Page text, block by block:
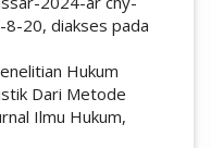
20, diakses pada
Hukum
Dari Metode
Ilmu Hukum,